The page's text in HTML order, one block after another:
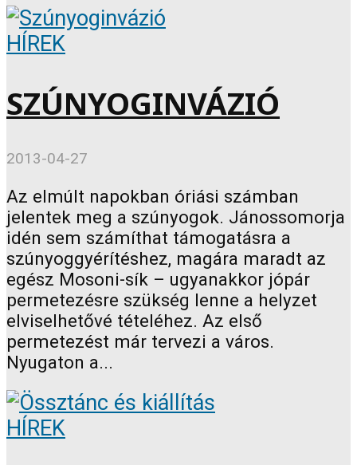
HÍREK
SZÚNYOGINVÁZIÓ
2013-04-27
Az elmúlt napokban óriási számban
jelentek meg a szúnyogok. Jánossomorja
idén sem számíthat támogatásra a
szúnyoggyérítéshez, magára maradt az
egész Mosoni-sík – ugyanakkor jópár
permetezésre szükség lenne a helyzet
elviselhetővé tételéhez. Az első
permetezést már tervezi a város.
Nyugaton a...
HÍREK